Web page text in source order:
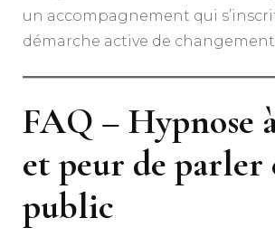
un accompagnement qui
démarche active de
FAQ – Hypnose
et peur de parler
public